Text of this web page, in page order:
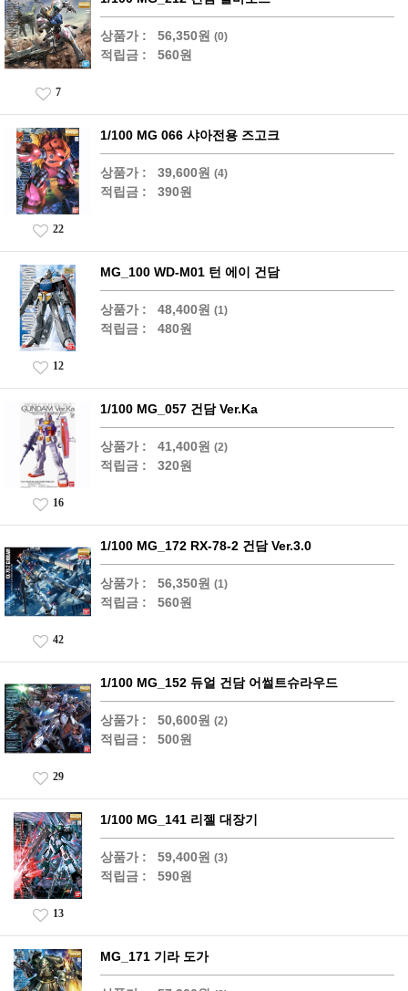
상품가 : 56,350원 (0)
적립금 : 560원
7
1/100 MG 066 샤아전용 즈고크
상품가 : 39,600원 (4)
적립금 : 390원
22
MG_100 WD-M01 턴 에이 건담
상품가 : 48,400원 (1)
적립금 : 480원
12
1/100 MG_057 건담 Ver.Ka
상품가 : 41,400원 (2)
적립금 : 320원
16
1/100 MG_172 RX-78-2 건담 Ver.3.0
상품가 : 56,350원 (1)
적립금 : 560원
42
1/100 MG_152 듀얼 건담 어썰트슈라우드
상품가 : 50,600원 (2)
적립금 : 500원
29
1/100 MG_141 리젤 대장기
상품가 : 59,400원 (3)
적립금 : 590원
13
MG_171 기라 도가